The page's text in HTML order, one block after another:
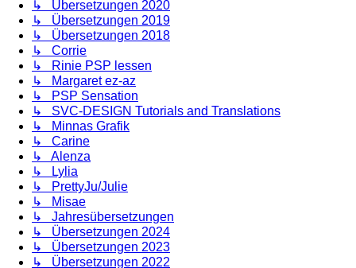
↳ Übersetzungen 2020
↳ Übersetzungen 2019
↳ Übersetzungen 2018
↳ Corrie
↳ Rinie PSP lessen
↳ Margaret ez-az
↳ PSP Sensation
↳ SVC-DESIGN Tutorials and Translations
↳ Minnas Grafik
↳ Carine
↳ Alenza
↳ Lylia
↳ PrettyJu/Julie
↳ Misae
↳ Jahresübersetzungen
↳ Übersetzungen 2024
↳ Übersetzungen 2023
↳ Übersetzungen 2022